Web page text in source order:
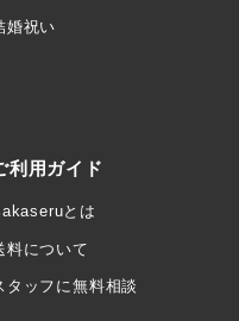
婚祝い
利用ガイド
とは
料について
タッフに無料相談